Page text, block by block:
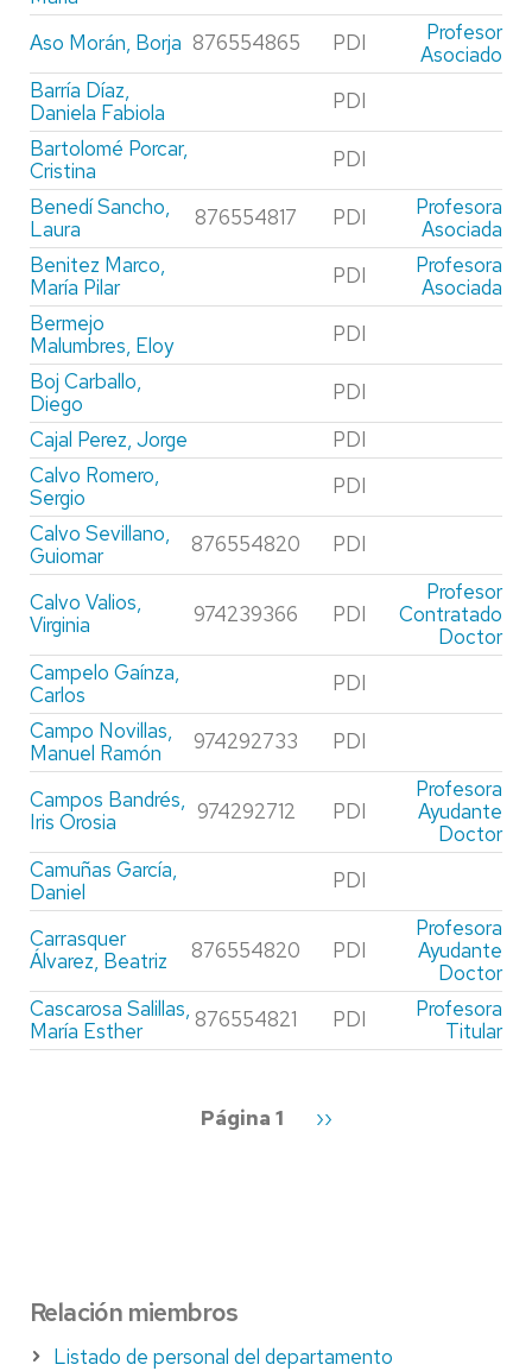
Aso Morán, Borja 876554865 PDI
Profesor
Asociado
Barría Díaz,
Daniela Fabiola
PDI
Bartolomé Porcar,
Cristina
PDI
Benedí Sancho,
Laura
876554817 PDI
Profesora
Asociada
Benitez Marco,
María Pilar
PDI
Profesora
Asociada
Bermejo
Malumbres, Eloy
PDI
Boj Carballo,
Diego
PDI
Cajal Perez, Jorge
PDI
Calvo Romero,
Sergio
PDI
Calvo Sevillano,
Guiomar
876554820 PDI
Calvo Valios,
Virginia
974239366 PDI
Profesor
Contratado
Doctor
Campelo Gaínza,
Carlos
PDI
Campo Novillas,
Manuel Ramón
974292733 PDI
Campos Bandrés,
Iris Orosia
974292712 PDI
Profesora
Ayudante
Doctor
Camuñas García,
Daniel
PDI
Carrasquer
Álvarez, Beatriz
876554820 PDI
Profesora
Ayudante
Doctor
Cascarosa Salillas,
María Esther
876554821 PDI
Profesora
Titular
Página 1
Siguiente
››
Relación miembros
Listado de personal del departamento